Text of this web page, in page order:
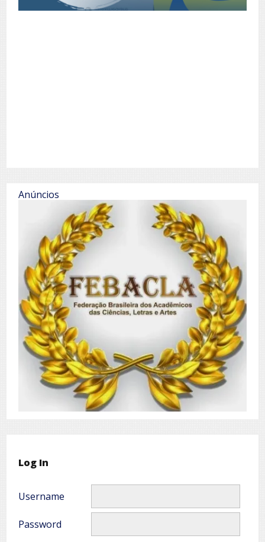
Anúncios
Log In
Username
Password